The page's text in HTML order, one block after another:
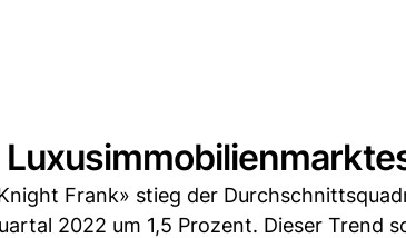
Frank» stieg der
2022 um 1,5 Prozent. Dieser Trend